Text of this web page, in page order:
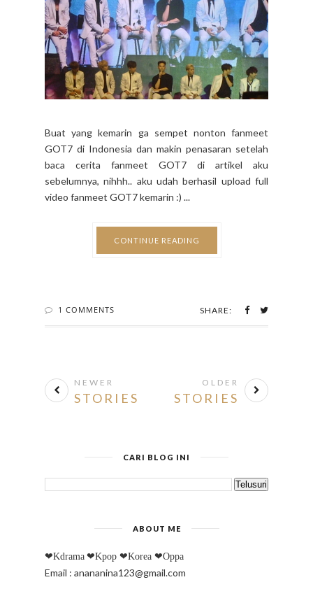
Buat yang kemarin ga sempet nonton fanmeet
GOT7 di Indonesia dan makin penasaran setelah
baca cerita fanmeet GOT7 di artikel aku
sebelumnya, nihhh.. aku udah berhasil upload full
video fanmeet GOT7 kemarin :) ...
CONTINUE READING
1 COMMENTS SHARE:
NEWER
STORIES
OLDER
STORIES
CARI BLOG INI
ABOUT ME
❤Kdrama ❤Kpop ❤Korea ❤Oppa
Email : anananina123@gmail.com